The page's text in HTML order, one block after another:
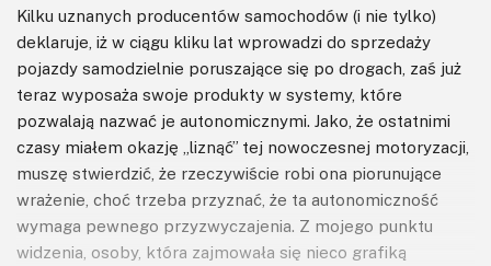
Kilku uznanych producentów samochodów (i nie tylko)
deklaruje, iż w ciągu kliku lat wprowadzi do sprzedaży
pojazdy samodzielnie poruszające się po drogach, zaś już
teraz wyposaża swoje produkty w systemy, które
pozwalają nazwać je autonomicznymi. Jako, że ostatnimi
czasy miałem okazję „liznąć” tej nowoczesnej motoryzacji,
muszę stwierdzić, że rzeczywiście robi ona piorunujące
wrażenie, choć trzeba przyznać, że ta autonomiczność
wymaga pewnego przyzwyczajenia. Z mojego punktu
widzenia, osoby, która zajmowała się nieco grafiką